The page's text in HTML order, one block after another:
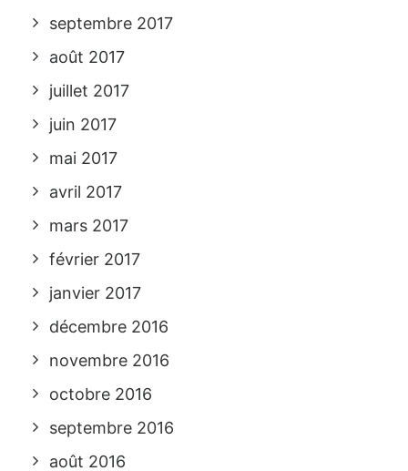
septembre 2017
août 2017
juillet 2017
juin 2017
mai 2017
avril 2017
mars 2017
février 2017
janvier 2017
décembre 2016
novembre 2016
octobre 2016
septembre 2016
août 2016